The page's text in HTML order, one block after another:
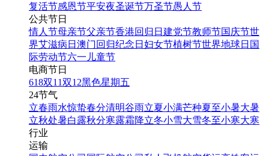
复活节感恩节平安夜圣诞节万圣节愚人节
公共节日
情人节母亲节父亲节香港回归日 建党节教师节国庆节世
界艾滋病日 澳门回归纪念日 妇女节植树节世界地球日 国
际劳动节六一儿童节
电商节日
618双11双12黑色星期五
24节气
立春雨水惊蛰春分清明谷雨立夏小满芒种夏至小暑大暑
立秋处暑白露秋分寒露霜降立冬小雪大雪冬至小寒大寒
行业
运输